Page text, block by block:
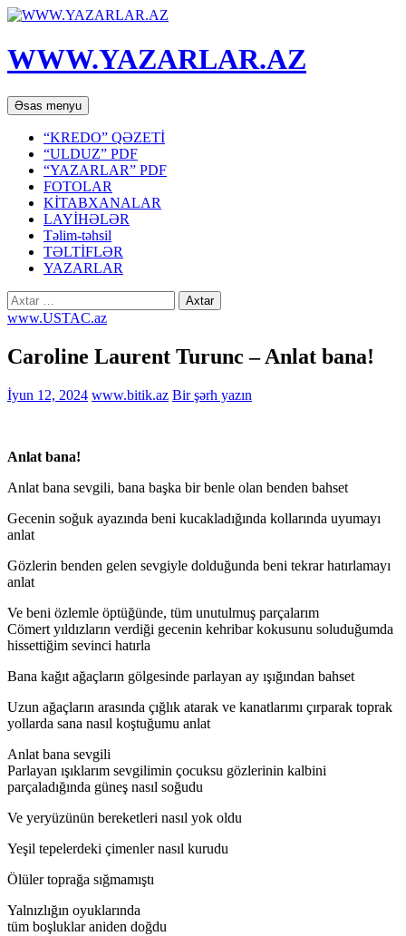
WWW.YAZARLAR.AZ
Axtar
Əsas menyu Mühtəviyyata
keç
“KREDO” QƏZETİ
“ULDUZ” PDF
“YAZARLAR” PDF
FOTOLAR
KİTABXANALAR
LAYİHƏLƏR
Təlim-təhsil
TƏLTİFLƏR
YAZARLAR
Axtarış:
www.USTAC.az
Caroline Laurent Turunc – Anlat bana!
İyun 12, 2024 www.bitik.az Bir şərh yazın
Anlat bana!
Anlat bana sevgili, bana başka bir benle olan benden bahset
Gecenin soğuk ayazında beni kucakladığında kollarında uyumayı
anlat
Gözlerin benden gelen sevgiyle dolduğunda beni tekrar hatırlamayı
anlat
Ve beni özlemle öptüğünde, tüm unutulmuş parçalarım
Cömert yıldızların verdiği gecenin kehribar kokusunu soluduğumda
hissettiğim sevinci hatırla
Bana kağıt ağaçların gölgesinde parlayan ay ışığından bahset
Uzun ağaçların arasında çığlık atarak ve kanatlarımı çırparak toprak
yollarda sana nasıl koştuğumu anlat
Anlat bana sevgili
Parlayan ışıklarım sevgilimin çocuksu gözlerinin kalbini
parçaladığında güneş nasıl soğudu
Ve yeryüzünün bereketleri nasıl yok oldu
Yeşil tepelerdeki çimenler nasıl kurudu
Ölüler toprağa sığmamıştı
Yalnızlığın oyuklarında
tüm boşluklar aniden doğdu